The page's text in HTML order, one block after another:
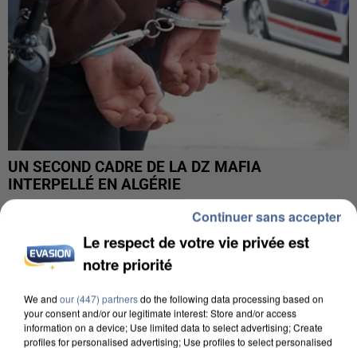
UN SECOND CADRE DE LA DZ MAFIA
INTERPELLÉ EN ALGÉRIE
Le respect de votre vie privée est
notre priorité
We and our (447) partnersdo the following data processing based on
your consent and/or our legitimate interest: Store and/or access
information on a device; Use limited data to select advertising; Create
profiles for personalised advertising; Use profiles to select personalised
Continuer sans accepter